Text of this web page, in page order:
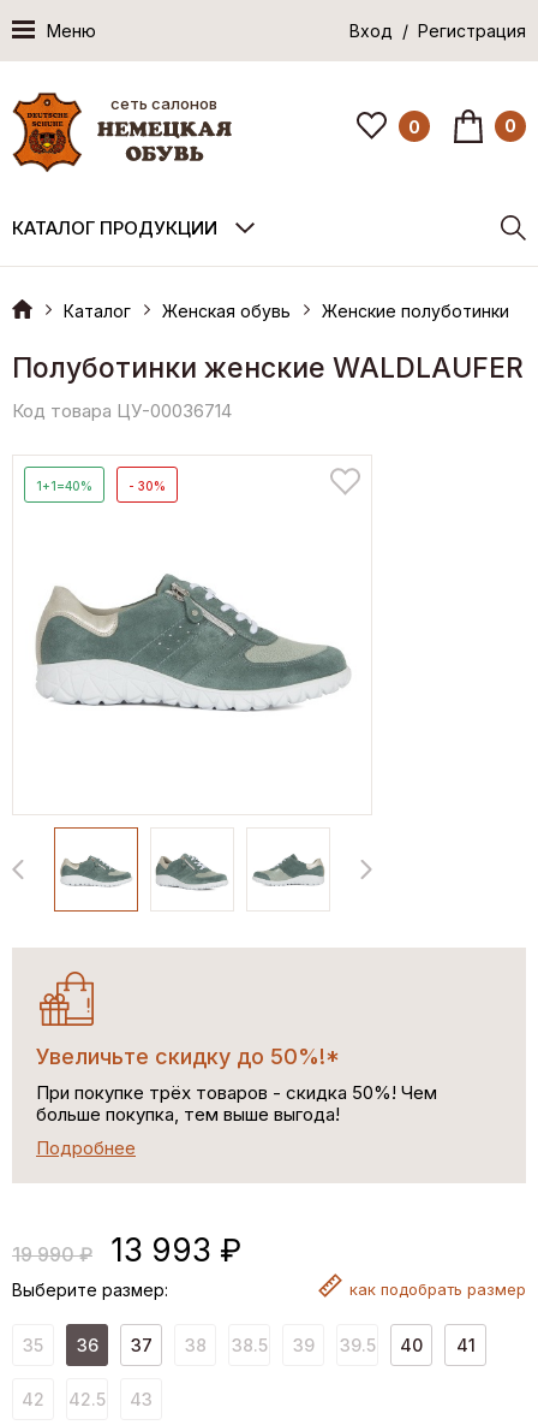
Меню Вход / Регистрация
сеть салонов
0 0
КАТАЛОГ ПРОДУКЦИИ
Каталог Женская обувь Женские полуботинки
Полуботинки женские WALDLAUFER
Код товара ЦУ-00036714
1+1=40% - 30%
Увеличьте скидку до 50%!*
При покупке трёх товаров - скидка 50%! Чем
больше покупка, тем выше выгода!
Подробнее
19 990 ₽ 13 993 ₽
Выберите размер: как подобрать размер
35 36 37 38 38.5 39 39.5 40 41
42 42.5 43